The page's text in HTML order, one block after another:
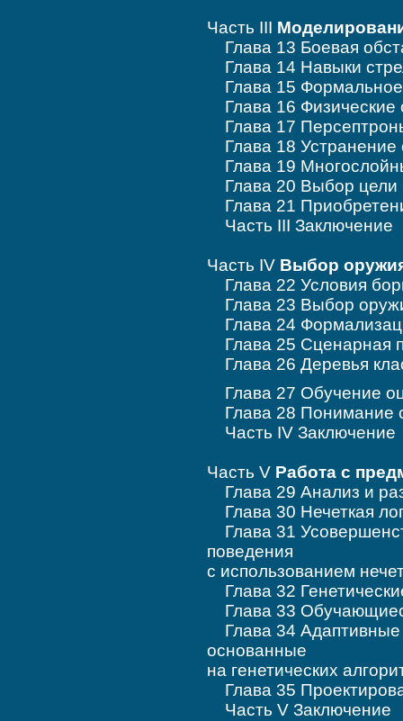
Часть III
Глава 13 Боевая
Глава 14 Навыки
Глава 15 Формальное
Глава 16 Физические
Глава 17
Глава 18 Устранение
Глава 19
Глава 20 Выбор цели
Глава 21
Часть III Заключение
Часть IV Выбор
Глава 22 Условия
Глава 23 Выбор
Глава 24
Глава 25 Сценарная
Глава 26 Деревья
Глава 27 Обучение
Глава 28 Понимание
Часть IV Заключение
Часть V Работа с
Глава 29 Анализ и
Глава 30 Нечеткая
Глава 31
поведения
с использованием
Глава 32
Глава 33
Глава 34 Адаптивные
основанные
на генетических
Глава 35
Часть V Заключение